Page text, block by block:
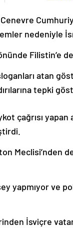
nedeniyle
Filistin’e
atan
tepki
çağrısı
Meclisi’nden
yapmıyor ve
İsviçre